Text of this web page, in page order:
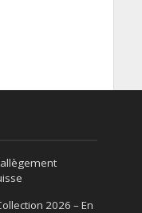
2026 – En